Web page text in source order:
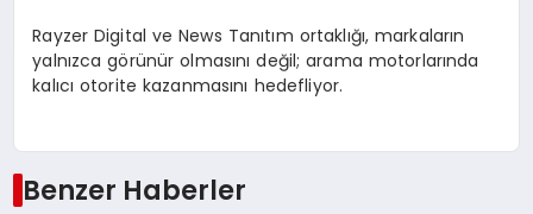
Rayzer Digital ve News Tanıtım ortaklığı, markaların
yalnızca görünür olmasını değil; arama motorlarında
kalıcı otorite kazanmasını hedefliyor.
Benzer Haberler